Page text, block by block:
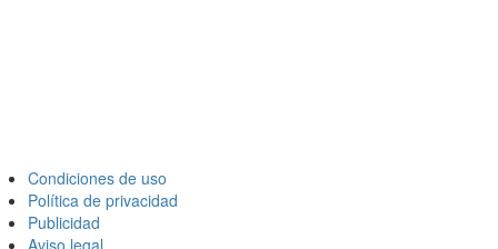
Condiciones de uso
Política de privacidad
Publicidad
Aviso legal